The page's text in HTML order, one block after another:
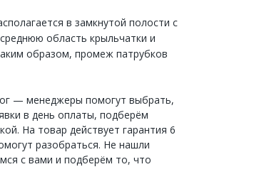
в замкнутой полости с
область крыльчатки и
образом, промеж патрубков
— менеджеры помогут выбрать,
в день оплаты, подберём
На товар действует гарантия 6
разобраться. Не нашли
с вами и подберём то, что